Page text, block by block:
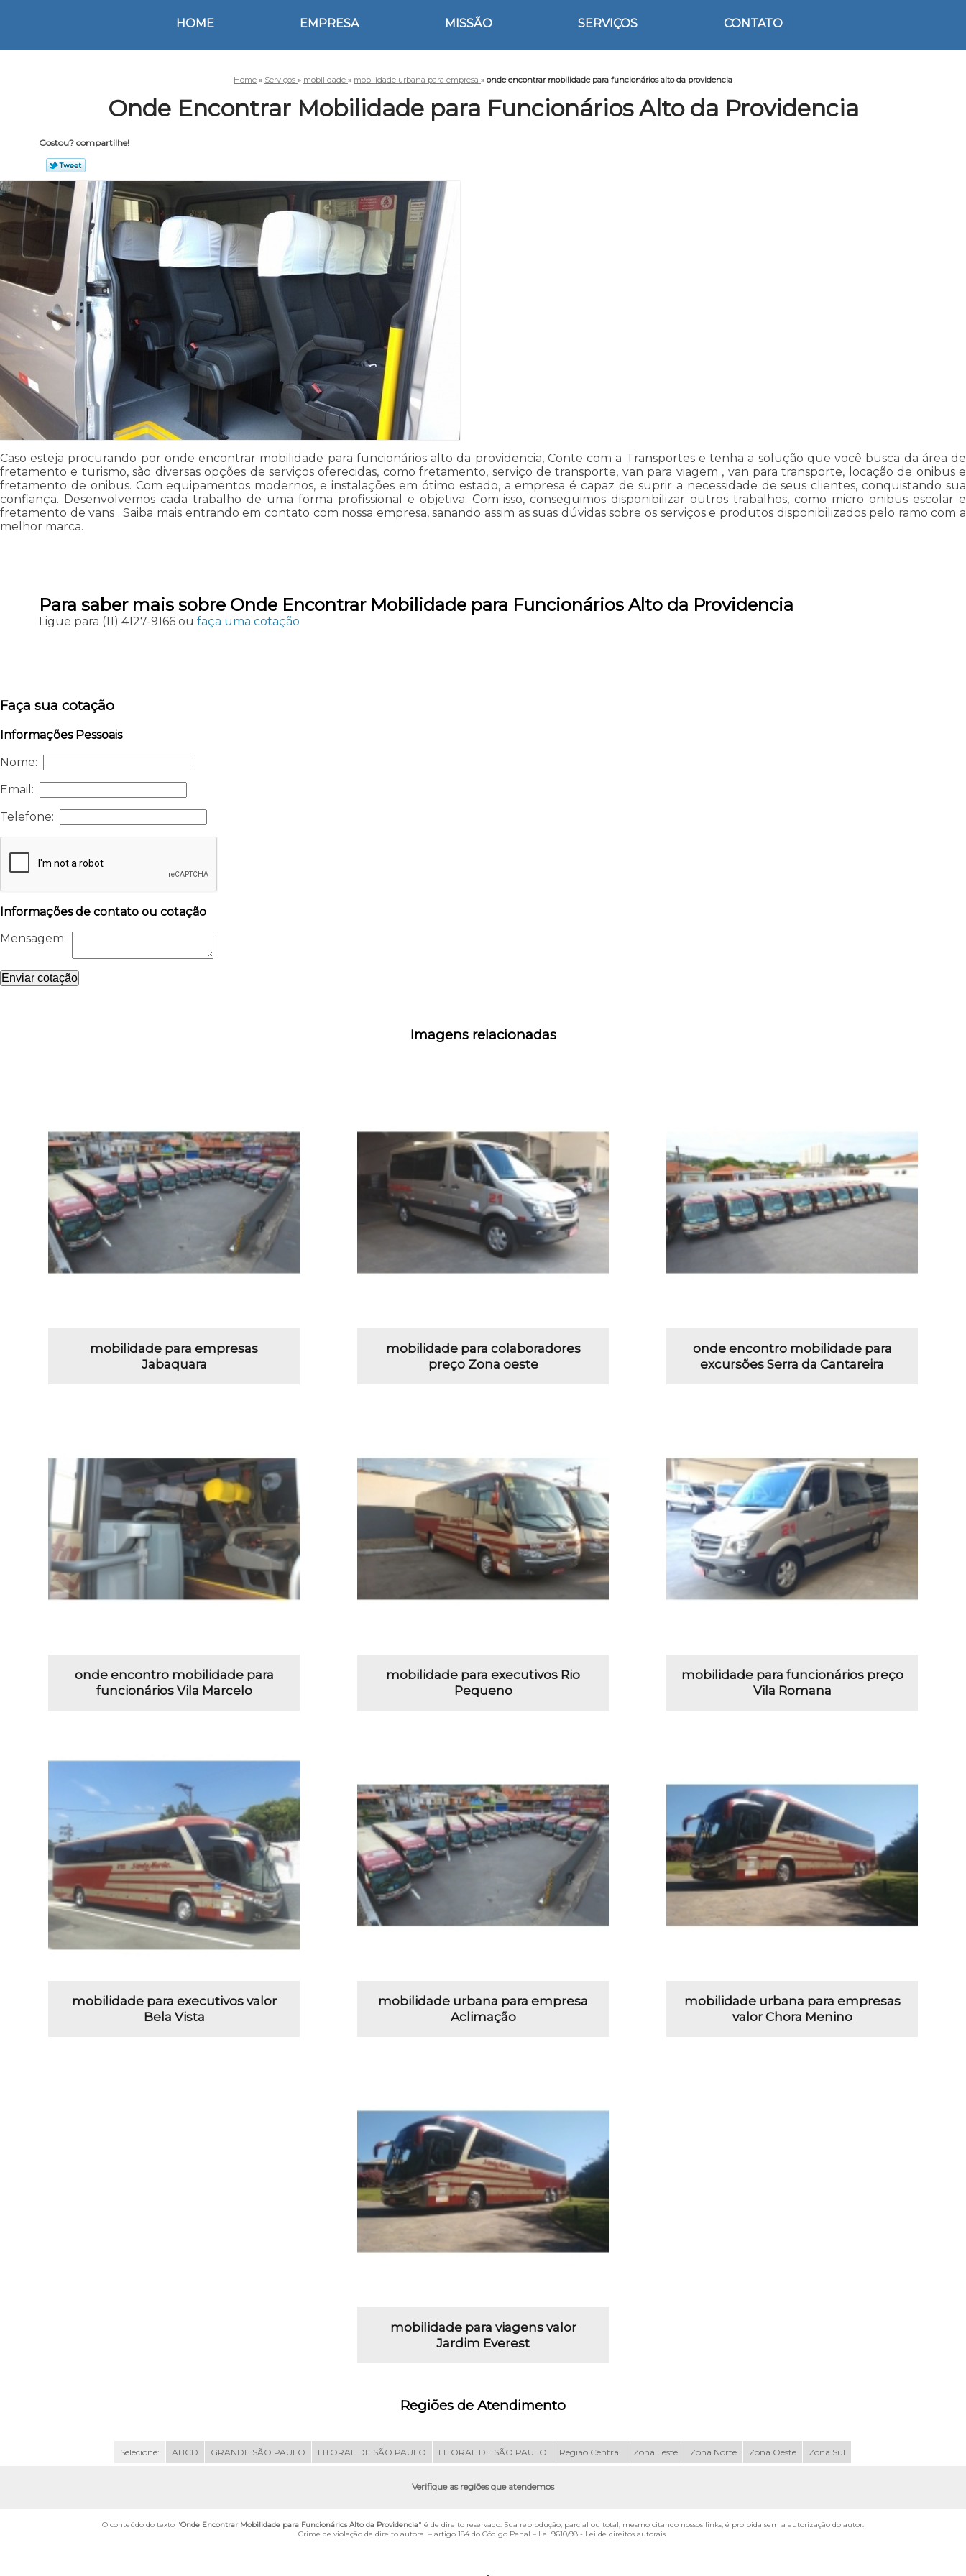
HOME EMPRESA MISSÃO SERVIÇOS CONTATO
Home » Serviços » mobilidade » mobilidade urbana para empresa » onde encontrar mobilidade para funcionários alto da providencia
Onde Encontrar Mobilidade para Funcionários Alto da Providencia
Gostou? compartilhe!
Caso esteja procurando por onde encontrar mobilidade para funcionários alto da providencia, Conte com a Transportes e tenha a solução que você busca da área de
fretamento e turismo, são diversas opções de serviços oferecidas, como fretamento, serviço de transporte, van para viagem , van para transporte, locação de onibus e
fretamento de onibus. Com equipamentos modernos, e instalações em ótimo estado, a empresa é capaz de suprir a necessidade de seus clientes, conquistando sua
confiança. Desenvolvemos cada trabalho de uma forma profissional e objetiva. Com isso, conseguimos disponibilizar outros trabalhos, como micro onibus escolar e
fretamento de vans . Saiba mais entrando em contato com nossa empresa, sanando assim as suas dúvidas sobre os serviços e produtos disponibilizados pelo ramo com a
melhor marca.
Para saber mais sobre Onde Encontrar Mobilidade para Funcionários Alto da Providencia
Ligue para (11) 4127-9166ou faça uma cotação
Faça sua cotação
Informações Pessoais
Nome:
Email:
Telefone:
Informações de contato ou cotação
Mensagem:
Enviar cotação
Imagens relacionadas
mobilidade para empresas
Jabaquara
mobilidade para colaboradores
preço Zona oeste
onde encontro mobilidade para
excursões Serra da Cantareira
onde encontro mobilidade para
funcionários Vila Marcelo
mobilidade para executivos Rio
Pequeno
mobilidade para funcionários preço
Vila Romana
mobilidade para executivos valor
Bela Vista
mobilidade urbana para empresa
Aclimação
mobilidade urbana para empresas
valor Chora Menino
mobilidade para viagens valor
Jardim Everest
Regiões de Atendimento
Selecione: ABCD GRANDE SÃO PAULO LITORAL DE SÃO PAULO LITORAL DE SÃO PAULO Região Central Zona Leste Zona Norte Zona Oeste Zona Sul
Verifique as regiões que atendemos
O conteúdo do texto "Onde Encontrar Mobilidade para Funcionários Alto da Providencia" é de direito reservado. Sua reprodução, parcial ou total, mesmo citando nossos links, é proibida sem a autorização do autor.
Crime de violação de direito autoral – artigo 184 do Código Penal – Lei 9610/98 - Lei de direitos autorais.